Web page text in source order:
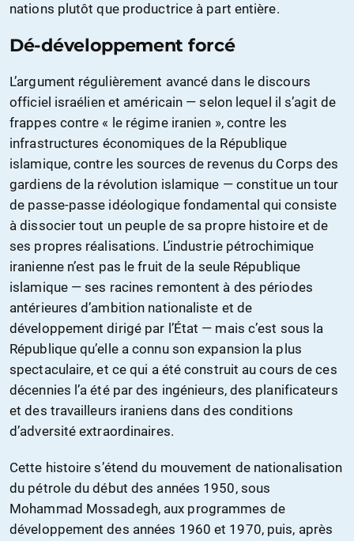
nations plutôt que productrice à part entière.
Dé-développement forcé
L’argument régulièrement avancé dans le discours
officiel israélien et américain — selon lequel il s’agit de
frappes contre « le régime iranien », contre les
infrastructures économiques de la République
islamique, contre les sources de revenus du Corps des
gardiens de la révolution islamique — constitue un tour
de passe-passe idéologique fondamental qui consiste
à dissocier tout un peuple de sa propre histoire et de
ses propres réalisations. L’industrie pétrochimique
iranienne n’est pas le fruit de la seule République
islamique — ses racines remontent à des périodes
antérieures d’ambition nationaliste et de
développement dirigé par l’État — mais c’est sous la
République qu’elle a connu son expansion la plus
spectaculaire, et ce qui a été construit au cours de ces
décennies l’a été par des ingénieurs, des planificateurs
et des travailleurs iraniens dans des conditions
d’adversité extraordinaires.
Cette histoire s’étend du mouvement de nationalisation
du pétrole du début des années 1950, sous
Mohammad Mossadegh, aux programmes de
développement des années 1960 et 1970, puis, après